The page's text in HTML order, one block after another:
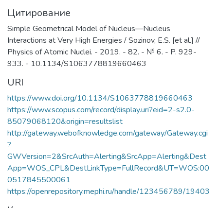
Цитирование
Simple Geometrical Model of Nucleus—Nucleus
Interactions at Very High Energies / Sozinov, E.S. [et al.] //
Physics of Atomic Nuclei. - 2019. - 82. - № 6. - P. 929-
933. - 10.1134/S1063778819660463
URI
https://www.doi.org/10.1134/S1063778819660463
https://www.scopus.com/record/display.uri?eid=2-s2.0-
85079068120&origin=resultslist
http://gateway.webofknowledge.com/gateway/Gateway.cgi
?
GWVersion=2&SrcAuth=Alerting&SrcApp=Alerting&Dest
App=WOS_CPL&DestLinkType=FullRecord&UT=WOS:00
0517845500061
https://openrepository.mephi.ru/handle/123456789/19403